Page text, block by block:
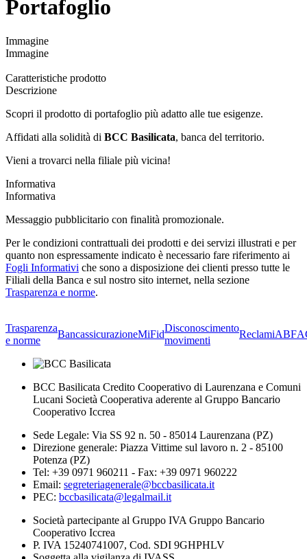
Portafoglio
Immagine
Immagine
Caratteristiche prodotto
Descrizione
Scopri il prodotto di portafoglio più adatto alle tue esigenze.
Affidati alla solidità di BCC Basilicata, banca del territorio.
Vieni a trovarci nella filiale più vicina!
Informativa
Informativa
Messaggio pubblicitario con finalità promozionale.
Per le condizioni contrattuali dei prodotti e dei servizi illustrati e per
quanto non espressamente indicato è necessario fare riferimento ai
Fogli Informativi che sono a disposizione dei clienti presso tutte le
Filiali della Banca e sul nostro sito internet, nella sezione
Trasparenza e norme.
Trasparenza
e norme
BancassicurazioneMiFid
Disconoscimento
movimenti
ReclamiABF
BCC Basilicata Credito Cooperativo di Laurenzana e Comuni
Lucani Società Cooperativa aderente al Gruppo Bancario
Cooperativo Iccrea
Sede Legale: Via SS 92 n. 50 - 85014 Laurenzana (PZ)
Direzione generale: Piazza Vittime sul lavoro n. 2 - 85100
Potenza (PZ)
Tel: +39 0971 960211 - Fax: +39 0971 960222
Email: segreteriagenerale@bccbasilicata.it
PEC: bccbasilicata@legalmail.it
Società partecipante al Gruppo IVA Gruppo Bancario
Cooperativo Iccrea
P. IVA 15240741007, Cod. SDI 9GHPHLV